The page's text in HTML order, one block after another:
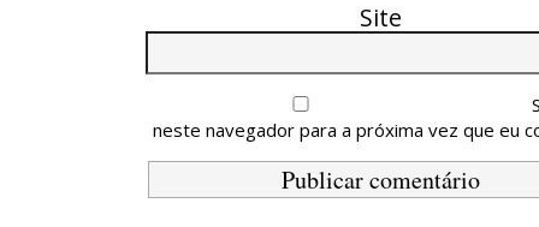
Site
neste navegador para a próxima vez que eu